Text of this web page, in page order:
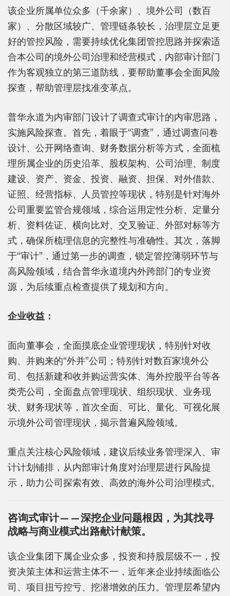
该企业所属单位众多（千余家）、境外公司（数百
家）、分散区域较广、管理链条较长，治理层立足更
好的管控风险，需要持续优化集团管控思路并探索适
合本公司的境外公司治理和经营模式，内部审计部门
作为客观独立的第三道防线，要帮助董事会全面风险
探查，帮助管理层找准变革点。
普华永道为内审部门设计了调查式审计的内审思路，
实施风险探查。首先，着眼于“调查”，通过调查问卷
设计、公开网络查询、财务数据分析等方式，全面梳
理所属企业的历史沿革、股权架构、公司治理、制度
建设、资产、资金、投资、融资、担保、对外借款、
证照、经营指标、人员管控等现状，特别是针对海外
公司重要监管合规领域，综合运用定性分析、定量分
析、资料佐证、横向比对、交叉验证、外部对标等方
式，确保所梳理信息的完整性与准确性。其次，落脚
于“审计”，通过第一步的调查，锁定管控薄弱环节与
高风险领域，结合普华永道境内外跨部门的专业资
源，为后续重点检查提供了规划和方向。
企业收益：
面向董事会，全面摸底企业管理现状，特别针对收
购、并购来的“外并”公司；特别针对数百家境外公
司、包括新建和收并购运营实体、海外控股平台等各
类壳公司，全面盘点管理现状、组织现状、业务现
状、财务现状等，首次全面、可比、量化、可视化展
示境外公司管理现状，揭示普遍风险领域。
重点关注核心风险领域，建议后续业务管理深入、审
计计划铺排，从内部审计角度对治理层进行风险提
示，助力公司探索有效、高效的海外公司治理模式。
咨询式审计——深挖企业问题根因，为其找寻
战略与商业模式出路献计献策。
该企业集团下属企业众多，投资和持股层级不一，投
资决策主体和运营主体不一，近年来企业持续面临公
司、项目扭亏控亏、挖潜增效的压力。管理层希望内